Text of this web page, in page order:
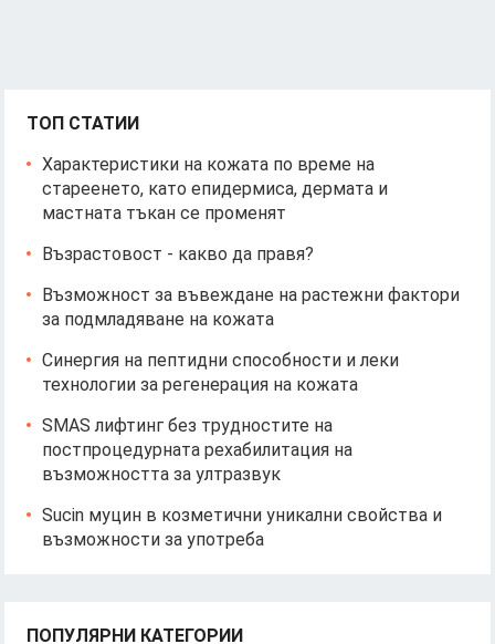
ТОП СТАТИИ
Характеристики на кожата по време на
стареенето, като епидермиса, дермата и
мастната тъкан се променят
Възрастовост - какво да правя?
Възможност за въвеждане на растежни фактори
за подмладяване на кожата
Синергия на пептидни способности и леки
технологии за регенерация на кожата
SMAS лифтинг без трудностите на
постпроцедурната рехабилитация на
възможността за ултразвук
Sucin муцин в козметични уникални свойства и
възможности за употреба
ПОПУЛЯРНИ КАТЕГОРИИ